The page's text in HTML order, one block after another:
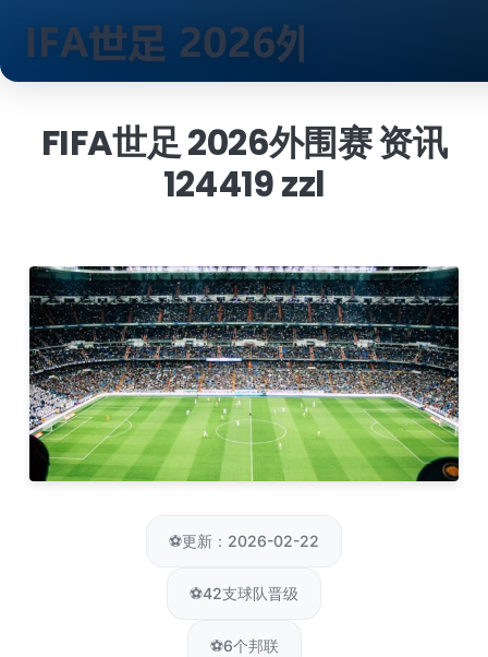
FIFA世足 2026外围赛 资讯
124419 zzl
⚽更新：2026-02-22
⚽42支球队晋级
⚽6个邦联